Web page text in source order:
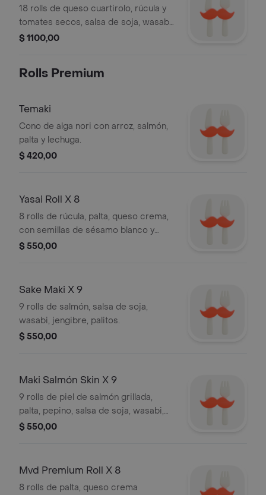
Crocante X 18
18 rolls de queso cuartirolo, rúcula y
tomates secos, salsa de soja, wasabi,
jengibre, palitos.
$ 1100,00
Rolls Premium
Temaki
Cono de alga nori con arroz, salmón,
palta y lechuga.
$ 420,00
Yasai Roll X 8
8 rolls de rúcula, palta, queso crema,
con semillas de sésamo blanco y
negro, salsa de soja, wasabi, jengibre,
$ 550,00
Sake Maki X 9
9 rolls de salmón, salsa de soja,
wasabi, jengibre, palitos.
$ 550,00
Maki Salmón Skin X 9
9 rolls de piel de salmón grillada,
palta, pepino, salsa de soja, wasabi,
jengibre, palitos.
$ 550,00
Mvd Premium Roll X 8
8 rolls de palta, queso crema